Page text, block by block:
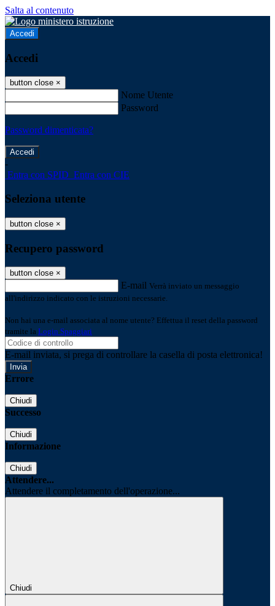
Salta al contenuto
Accedi
Accedi
button close ×
Nome Utente
Password
Password dimenticata?
-
Entra con SPID Entra con CIE
Seleziona utente
button close ×
Recupero password
button close ×
E-mail Verrà inviato un messaggio
all'indirizzo indicato con le istruzioni necessarie.
Non hai una e-mail associata al nome utente? Effettua il reset della password
tramite la Login Spaggiari
E-mail inviata, si prega di controllare la casella di posta elettronica!
Errore
Chiudi
Successo
Chiudi
Informazione
Chiudi
Attendere...
Attendere il completamento dell'operazione...
Chiudi